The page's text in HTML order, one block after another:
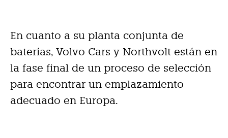
En cuanto a su planta conjunta de
baterías, Volvo Cars y Northvolt están en
la fase final de un proceso de selección
para encontrar un emplazamiento
adecuado en Europa.